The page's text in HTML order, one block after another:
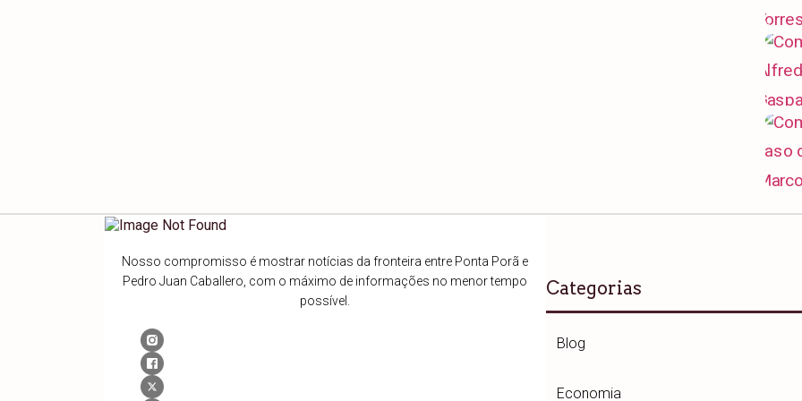
Nosso compromisso é mostrar notícias da fronteira entre Ponta Porã e
Pedro Juan Caballero, com o máximo de informações no menor tempo
possível.
Categorias
Blog
Economia